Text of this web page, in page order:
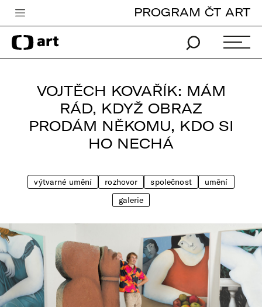
Česká televize
Zpravodajství
TV program
PROGRAM ČT ART
VOJTĚCH KOVAŘÍK: MÁM
RÁD, KDYŽ OBRAZ
PRODÁM NĚKOMU, KDO SI
HO NECHÁ
výtvarné umění rozhovor společnost
umění
galerie